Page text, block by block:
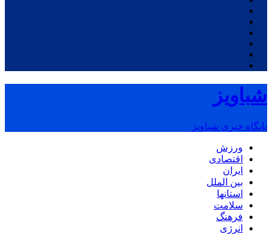
شباویز
پایگاه خبری شباویز
ورزش
اقتصادی
ایران
بین الملل
استانها
سلامت
فرهنگ
انرژی